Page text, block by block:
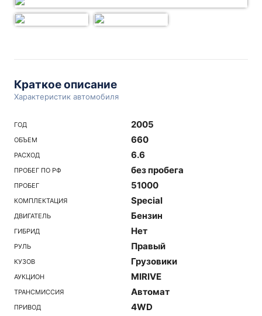
Краткое описание
Характеристик автомобиля
ГОД 2005
ОБЪЕМ 660
РАСХОД 6.6
ПРОБЕГ ПО РФ без пробега
ПРОБЕГ 51000
КОМПЛЕКТАЦИЯ Special
ДВИГАТЕЛЬ Бензин
ГИБРИД Нет
РУЛЬ Правый
КУЗОВ Грузовики
АУКЦИОН MIRIVE
ТРАНСМИССИЯ Автомат
ПРИВОД 4WD